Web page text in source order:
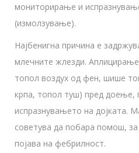
мониторирање и
(измолзување).
Најбенигна причина е
млечните жлезди.
топол воздух од фен, шише
крпа, топол туш) пред доење,
испразнувањето на дојката.
советува да побара помош,
појава на фебрилност.